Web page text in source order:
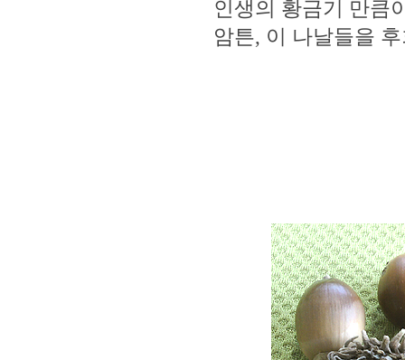
인생의 황금기 만큼
암튼, 이 나날들을